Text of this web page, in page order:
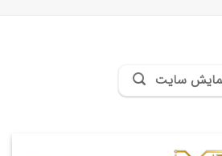
سایت